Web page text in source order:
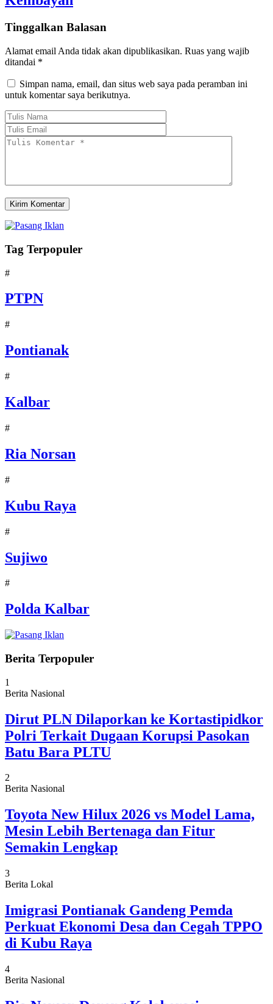
Tinggalkan Balasan
Alamat email Anda tidak akan dipublikasikan. Ruas yang wajib
ditandai *
Simpan nama, email, dan situs web saya pada peramban ini
untuk komentar saya berikutnya.
Tag Terpopuler
#
PTPN
#
Pontianak
#
Kalbar
#
Ria Norsan
#
Kubu Raya
#
Sujiwo
#
Polda Kalbar
Berita Terpopuler
1
Berita Nasional
Dirut PLN Dilaporkan ke Kortastipidkor
Polri Terkait Dugaan Korupsi Pasokan
Batu Bara PLTU
2
Berita Nasional
Toyota New Hilux 2026 vs Model Lama,
Mesin Lebih Bertenaga dan Fitur
Semakin Lengkap
3
Berita Lokal
Imigrasi Pontianak Gandeng Pemda
Perkuat Ekonomi Desa dan Cegah TPPO
di Kubu Raya
4
Berita Nasional